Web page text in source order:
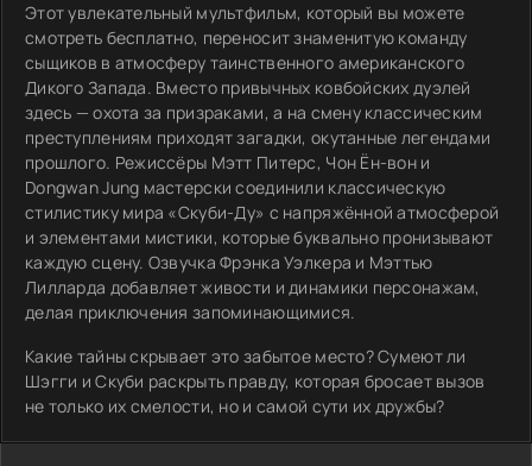
Этот увлекательный мультфильм, который вы можете
смотреть бесплатно, переносит знаменитую команду
сыщиков в атмосферу таинственного американского
Дикого Запада. Вместо привычных ковбойских дуэлей
здесь — охота за призраками, а на смену классическим
преступлениям приходят загадки, окутанные легендами
прошлого. Режиссёры Мэтт Питерс, Чон Ён-вон и
Dongwan Jung мастерски соединили классическую
стилистику мира «Скуби-Ду» с напряжённой атмосферой
и элементами мистики, которые буквально пронизывают
каждую сцену. Озвучка Фрэнка Уэлкера и Мэттью
Лилларда добавляет живости и динамики персонажам,
делая приключения запоминающимися.
Какие тайны скрывает это забытое место? Сумеют ли
Шэгги и Скуби раскрыть правду, которая бросает вызов
не только их смелости, но и самой сути их дружбы?